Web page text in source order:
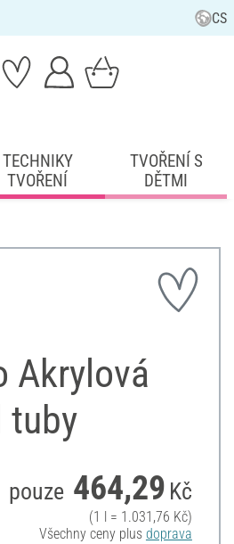
CS
TECHNIKY
TVOŘENÍ
TVOŘENÍ S
DĚTMI
Akrylová
tuby
pouze 464,29 Kč
(1 l = 1.031,76 Kč)
Všechny ceny plus doprava